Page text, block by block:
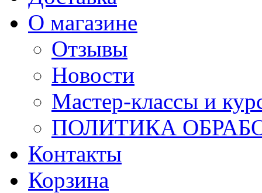
О магазине
Отзывы
Новости
Мастер-классы и
ПОЛИТИКА
Контакты
Корзина